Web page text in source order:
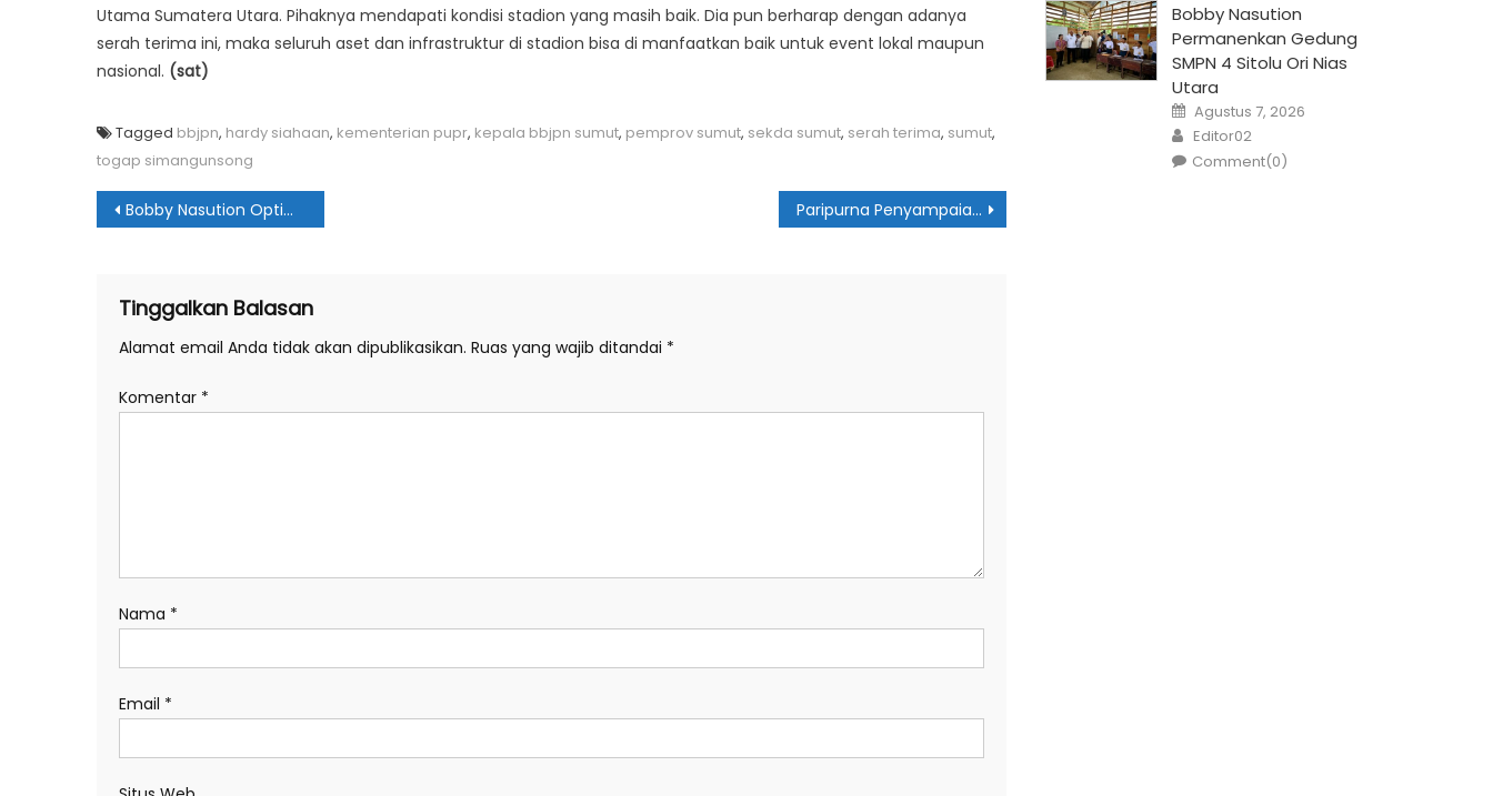
Utama Sumatera Utara. Pihaknya mendapati kondisi stadion yang masih baik. Dia pun berharap dengan adanya
serah terima ini, maka seluruh aset dan infrastruktur di stadion bisa di manfaatkan baik untuk event lokal maupun
nasional. (sat)
Tagged bbjpn, hardy siahaan, kementerian pupr, kepala bbjpn sumut, pemprov sumut, sekda sumut, serah terima, sumut,
togap simangunsong
Navigasi
Bobby Nasution Optimis Target 1.792 SPPG Tercapai Paripurna Penyampaian P-APBD Medan 2025 Secara Daring
Tinggalkan Balasan
Alamat email Anda tidak akan dipublikasikan. Ruas yang wajib ditandai *
Komentar *
Nama *
Email *
Bobby Nasution
Permanenkan Gedung
SMPN 4 Sitolu Ori Nias
Utara
Posted
on
Agustus 7, 2026
Author
Editor02
Comment(0)